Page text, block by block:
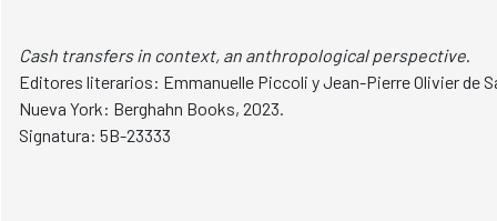
Cash transfers in context, an anthropological perspective.
Editores literarios: Emmanuelle Piccoli y Jean-Pierre Olivier de
Nueva York: Berghahn Books, 2023.
Signatura: 5B-23333